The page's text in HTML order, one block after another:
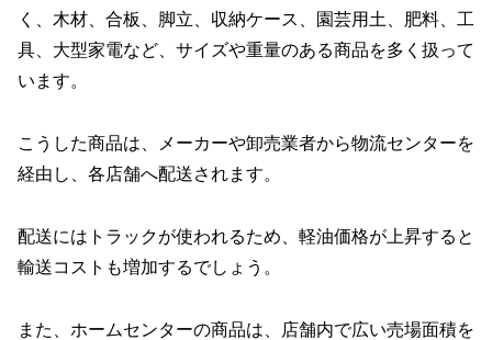
く、木材、合板、脚立、収納ケース、園芸用土、肥料、工
具、大型家電など、サイズや重量のある商品を多く扱って
います。
こうした商品は、メーカーや卸売業者から物流センターを
経由し、各店舗へ配送されます。
配送にはトラックが使われるため、軽油価格が上昇すると
輸送コストも増加するでしょう。
また、ホームセンターの商品は、店舗内で広い売場面積を